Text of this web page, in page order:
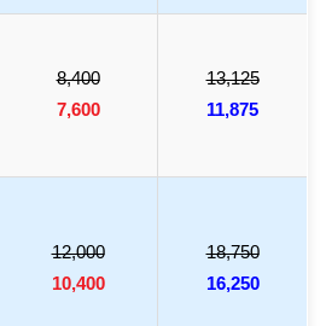
8,400
7,600
13,125
11,875
12,000
10,400
18,750
16,250